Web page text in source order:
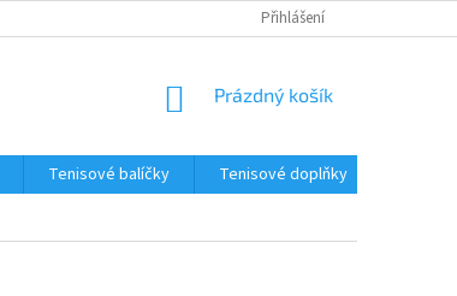
TABULKY VELIKOSTÍPřihlášení
NÁKUPNÍ
Prázdný košík
Tenisové balíčky Tenisové doplňky